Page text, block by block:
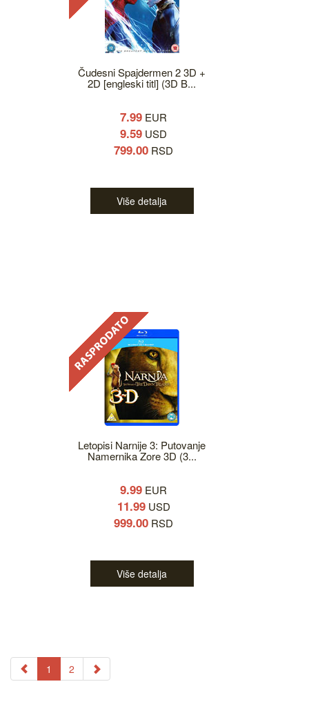
Čudesni Spajdermen 2 3D +
2D [engleski titl] (3D B...
7.99 EUR
9.59 USD
799.00 RSD
Više detalja
Letopisi Narnije 3: Putovanje
Namernika Zore 3D (3...
9.99 EUR
11.99USD
999.00 RSD
Više detalja
1 2